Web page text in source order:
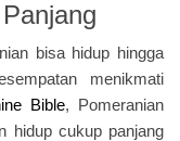
bisa hidup hingga
menikmati
Bible, Pomeranian
hidup cukup panjang